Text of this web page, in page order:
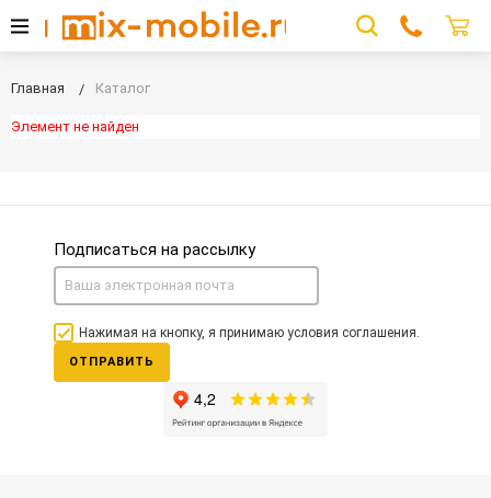
Главная Каталог
Элемент не найден
Подписаться на рассылку
Нажимая на кнопку, я принимаю условия соглашения.
ОТПРАВИТЬ